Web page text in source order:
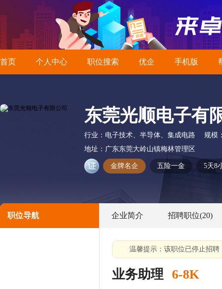
首页 个人中心 职位搜索 优企 手机版
东莞光顺电子有
行业： 电子技术、半导体、集成电路
规模
地址： 广东东莞大岭山镇梅林管理区
金牌名企 五险一金 5天8
职位导航 企业简介 招聘职位(20)
温馨提示：该职位已停止招
业务助理 6-8K